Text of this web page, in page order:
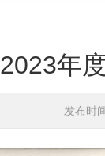
2023年
发布时